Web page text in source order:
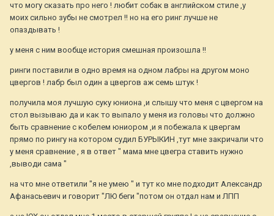
что могу сказать про него ! любит собак в английском стиле ,у
моих сильно зубы не смотрел !! но на его ринг лучше не
опаздывать !
у меня с ним вообще история смешная произошла !!
ринги поставили в одно время на одном лабры на другом моно
цвергов ! лабр был один а цвергов аж семь штук !
получила моя лучшую суку юниона ,и слышу что меня с цвергом на
стол вызываю да и как то выпало у меня из головы что должно
быть сравнение с кобелем юниором ,и я побежала к цвергам
прямо по рингу на котором судил БУРЫКИН ,тут мне закричали что
у меня сравнение , я в ответ " мама мне цвегра ставить нужно
,выводи сама "
на что мне ответили "я не умею " и тут ко мне подходит Александр
Афанасьевич и говорит "ЛЮ беги "потом он отдал нам и ЛПП